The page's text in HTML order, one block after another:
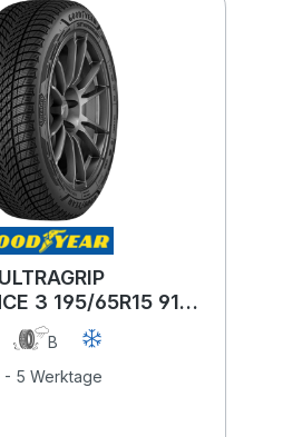
3 195/65R15 91T
B
- 5 Werktage